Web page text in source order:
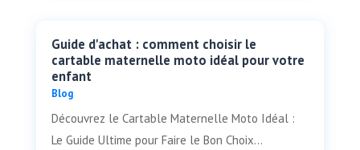
Guide d'achat : comment choisir le
cartable maternelle moto idéal pour votre
enfant
Blog
Découvrez le Cartable Maternelle Moto Idéal :
Le Guide Ultime pour Faire le Bon Choix...